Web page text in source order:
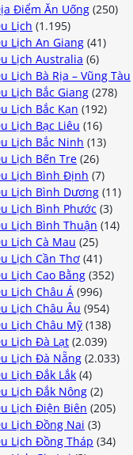
Điểm Ăn Uống (250)
Lịch (1.195)
Lịch An Giang (41)
Lịch Australia (6)
Lịch Bà Rịa – Vũng Tàu
Lịch Bắc Giang (278)
Lịch Bắc Kạn (192)
Lịch Bạc Liêu (16)
Lịch Bắc Ninh (13)
Lịch Bến Tre (26)
Lịch Bình Định (7)
Lịch Bình Dương (11)
Lịch Bình Phước (3)
Lịch Bình Thuận (14)
Lịch Cà Mau (25)
Lịch Cần Thơ (41)
Lịch Cao Bằng (352)
Lịch Châu Á (996)
Lịch Châu Âu (954)
Lịch Châu Mỹ (138)
Lịch Đà Lạt (2.039)
Lịch Đà Nẵng (2.033)
Lịch Đắk Lắk (4)
Lịch Đắk Nông (2)
Lịch Điện Biên (205)
Lịch Đồng Nai (3)
Lịch Đồng Tháp (34)